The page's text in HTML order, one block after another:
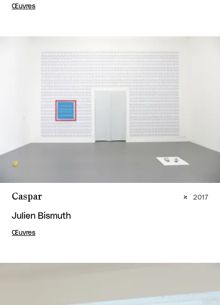
Œuvres
Caspar
Julien Bismuth
Œuvres
2017